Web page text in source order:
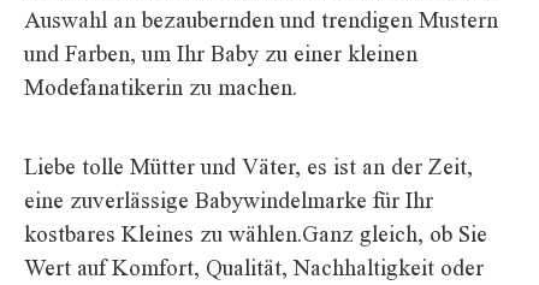
Auswahl an bezaubernden und trendigen Mustern
und Farben, um Ihr Baby zu einer kleinen
Modefanatikerin zu machen.
Liebe tolle Mütter und Väter, es ist an der Zeit,
eine zuverlässige Babywindelmarke für Ihr
kostbares Kleines zu wählen.Ganz gleich, ob Sie
Wert auf Komfort, Qualität, Nachhaltigkeit oder